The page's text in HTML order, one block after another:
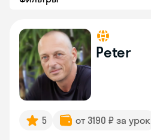
Peter
5 от 3190 ₽ за урок